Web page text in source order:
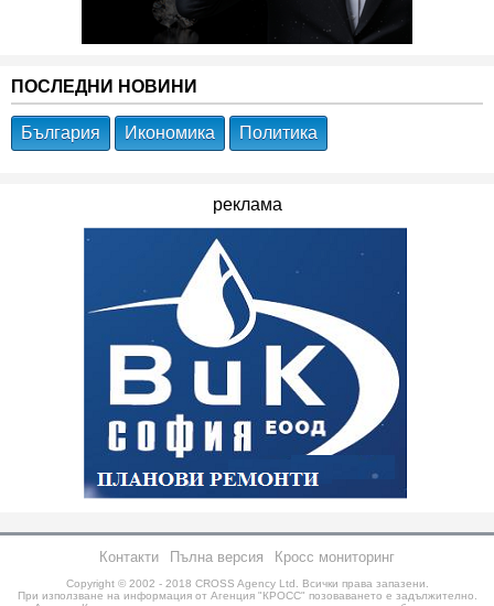
ПОСЛЕДНИ НОВИНИ
България Икономика Политика
реклама
Контакти Пълна версия Кросс мониторинг
Copyright © 2002 - 2018 CROSS Agency Ltd.
Всички права запазени.
При използване на информация от Агенция "КРОСС" позоваването е задължително.